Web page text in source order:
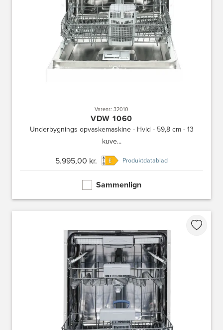
Varenr.: 32010
VDW 1060
Underbygnings opvaskemaskine - Hvid - 59,8 cm - 13
kuve...
5.995,00 kr. Produktdatablad
Sammenlign